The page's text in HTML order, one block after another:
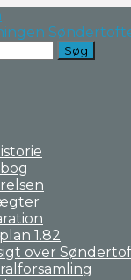
1.82
over